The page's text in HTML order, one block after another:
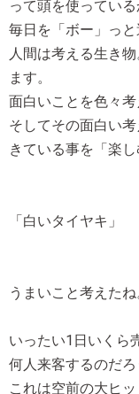
って頭を使っている
毎日を「ボー」っ
人間は考える生き
ます。
面白いことを色々考
そしてその面白い
きている事を「楽し
「白いタイヤキ」
うまいこと考えたね
いったい1日いくら
何人来客するのだろ
これは空前の大ヒッ